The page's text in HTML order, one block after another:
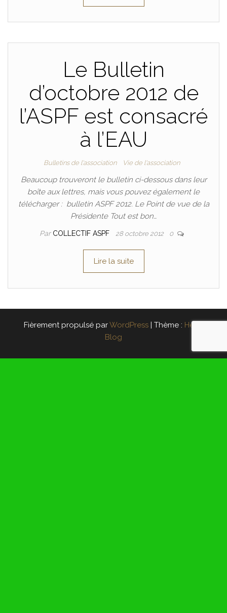
Le Bulletin
d’octobre 2012 de
l’ASPF est consacré
à l’EAU
Bulletins de l'association Vie de l'association
Beaucoup trouveront le bulletin ci-dessous dans leur
boîte aux lettres, mais vous pouvez également le
télécharger : bulletin ASPF 2012. Le Point de vue de la
Présidente Tout est bon…
Par COLLECTIF ASPF 28 octobre 2012 0
Lire la suite
Fièrement propulsé parWordPress | Thème : Head
Blog